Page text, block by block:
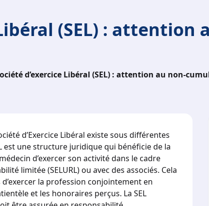
(SEL) : attention
d’exercice Libéral (SEL) : attention au non-
d’Exercice Libéral existe sous différentes
est une structure juridique qui bénéficie de la
d’exercer son activité dans le cadre
limitée (SELURL) ou avec des associés. Cela
la profession conjointement en
et les honoraires perçus. La SEL